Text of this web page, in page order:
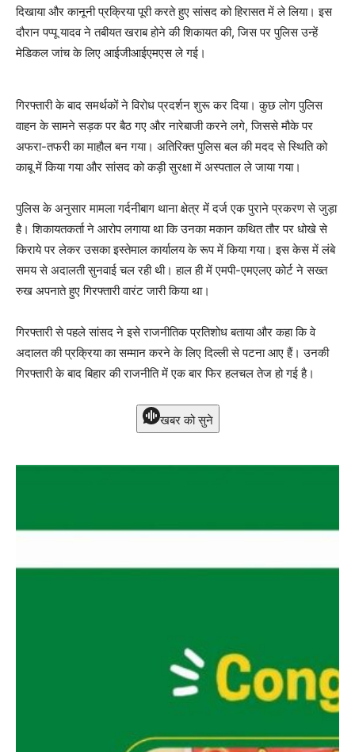
दिखाया और कानूनी प्रक्रिया पूरी करते हुए सांसद को हिरासत में ले लिया। इस
दौरान पप्पू यादव ने तबीयत खराब होने की शिकायत की, जिस पर पुलिस उन्हें
मेडिकल जांच के लिए आईजीआईएमएस ले गई।
गिरफ्तारी के बाद समर्थकों ने विरोध प्रदर्शन शुरू कर दिया। कुछ लोग पुलिस
वाहन के सामने सड़क पर बैठ गए और नारेबाजी करने लगे, जिससे मौके पर
अफरा-तफरी का माहौल बन गया। अतिरिक्त पुलिस बल की मदद से स्थिति को
काबू में किया गया और सांसद को कड़ी सुरक्षा में अस्पताल ले जाया गया।
पुलिस के अनुसार मामला गर्दनीबाग थाना क्षेत्र में दर्ज एक पुराने प्रकरण से जुड़ा
है। शिकायतकर्ता ने आरोप लगाया था कि उनका मकान कथित तौर पर धोखे से
किराये पर लेकर उसका इस्तेमाल कार्यालय के रूप में किया गया। इस केस में लंबे
समय से अदालती सुनवाई चल रही थी। हाल ही में एमपी-एमएलए कोर्ट ने सख्त
रुख अपनाते हुए गिरफ्तारी वारंट जारी किया था।
गिरफ्तारी से पहले सांसद ने इसे राजनीतिक प्रतिशोध बताया और कहा कि वे
अदालत की प्रक्रिया का सम्मान करने के लिए दिल्ली से पटना आए हैं। उनकी
गिरफ्तारी के बाद बिहार की राजनीति में एक बार फिर हलचल तेज हो गई है।
खबर को सुने